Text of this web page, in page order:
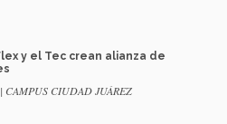
y el Tec crean alianza de
CAMPUS CIUDAD JUÁREZ